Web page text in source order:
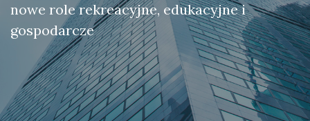
nowe role rekreacyjne, edukacyjne i
gospodarcze